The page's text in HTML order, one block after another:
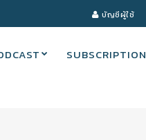
บัญชีผู้ใช้
SUBSCRIPTION